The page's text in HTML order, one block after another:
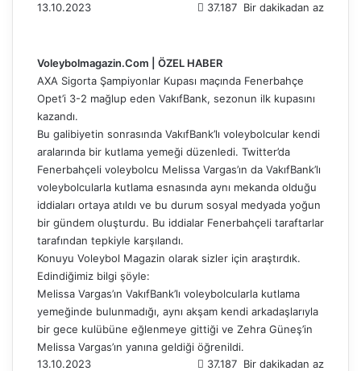
13.10.2023 37.187 Bir dakikadan az
Voleybolmagazin.Com | ÖZEL HABER
AXA Sigorta Şampiyonlar Kupası maçında Fenerbahçe
Opet’i 3-2 mağlup eden VakıfBank, sezonun ilk kupasını
kazandı.
Bu galibiyetin sonrasında VakıfBank’lı voleybolcular kendi
aralarında bir kutlama yemeği düzenledi. Twitter’da
Fenerbahçeli voleybolcu Melissa Vargas’ın da VakıfBank’lı
voleybolcularla kutlama esnasında aynı mekanda olduğu
iddiaları ortaya atıldı ve bu durum sosyal medyada yoğun
bir gündem oluşturdu. Bu iddialar Fenerbahçeli taraftarlar
tarafından tepkiyle karşılandı.
Konuyu Voleybol Magazin olarak sizler için araştırdık.
Edindiğimiz bilgi şöyle:
Melissa Vargas’ın VakıfBank’lı voleybolcularla kutlama
yemeğinde bulunmadığı, aynı akşam kendi arkadaşlarıyla
bir gece kulübüne eğlenmeye gittiği ve Zehra Güneş’in
Melissa Vargas’ın yanına geldiği öğrenildi.
13.10.2023
37.187 Bir dakikadan az